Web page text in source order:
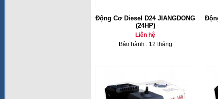
Động Cơ Diesel D24 JIANGDONG
(24HP)
Liên hệ
Bảo hành : 12 tháng